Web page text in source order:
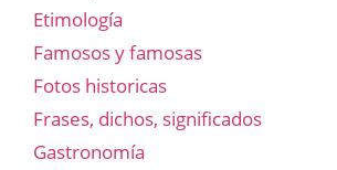
Etimología
Famosos y famosas
Fotos historicas
Frases, dichos, significados
Gastronomía